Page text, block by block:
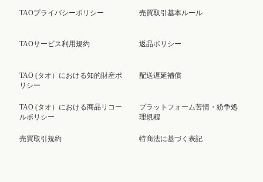
TAOプライバシーポリシー
TAOサービス利用規約
TAO (タオ）における知的財産ポ
リシー
TAO (タオ）における商品リコー
ルポリシー
売買取引規約
売買取引基本ルール
返品ポリシー
配送遅延補償
プラットフォーム苦情・紛争処
理規程
特商法に基づく表記